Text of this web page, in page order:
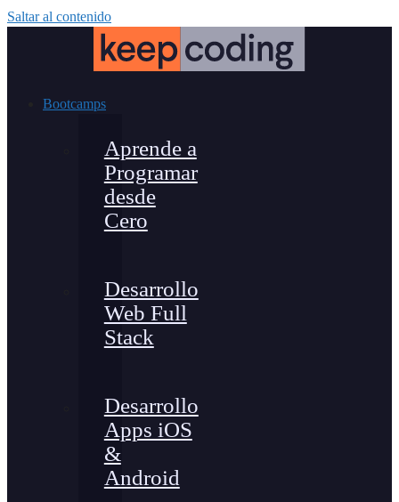
Saltar al contenido
Bootcamps
Aprende a
Programar
desde
Cero
Desarrollo
Web Full
Stack
Desarrollo
Apps iOS
&
Android